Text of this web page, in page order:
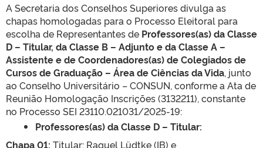
A Secretaria dos Conselhos Superiores divulga as
chapas homologadas para o Processo Eleitoral para
escolha de Representantes de Professores(as) da Classe
D – Titular, da Classe B – Adjunto e da Classe A –
Assistente e de Coordenadores(as) de Colegiados de
Cursos de Graduação – Área de Ciências da Vida, junto
ao Conselho Universitário – CONSUN, conforme a Ata de
Reunião Homologação Inscrições (3132211), constante
no Processo SEI 23110.021031/2025-19:
Professores(as) da Classe D – Titular:
Chapa 01: Titular: Raquel Lüdtke (IB) e